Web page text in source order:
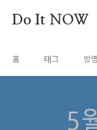
Do It NOW
홈 태그 방